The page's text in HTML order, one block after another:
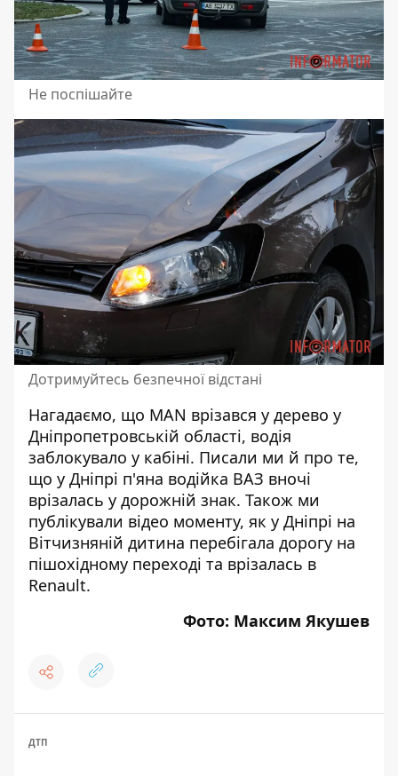
Не поспішайте
Дотримуйтесь безпечної відстані
Нагадаємо, що MAN врізався у дерево у
Дніпропетровській області, водія
заблокувало у кабіні. Писали ми й про те,
що у Дніпрі п'яна водійка ВАЗ вночі
врізалась у дорожній знак. Також ми
публікували відео моменту, як у Дніпрі на
Вітчизняній дитина перебігала дорогу на
пішохідному переході та врізалась в
Renault.
Фото: Максим Якушев
ДТП